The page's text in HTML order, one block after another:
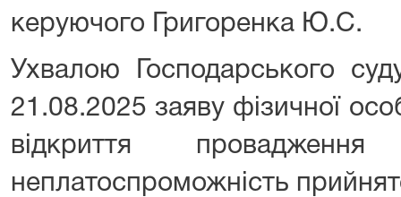
керуючого Григоренка Ю.С.
Ухвалою Господарського
21.08.2025 заяву фізичної
відкриття
неплатоспроможність